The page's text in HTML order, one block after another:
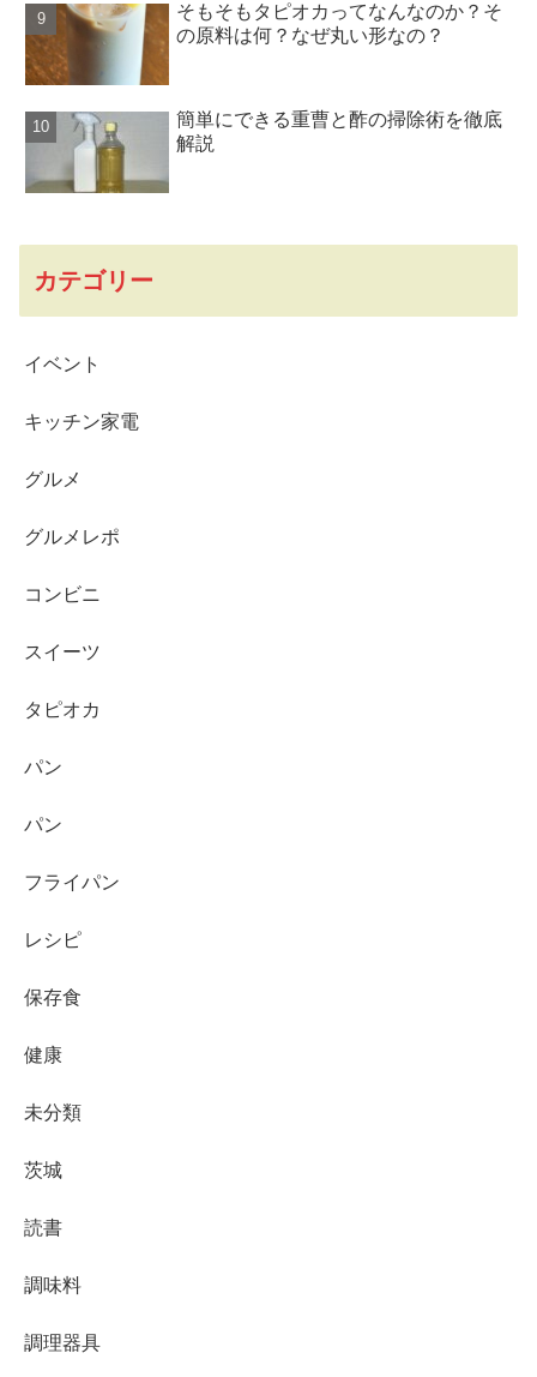
そもそもタピオカってなんなのか？そ
の原料は何？なぜ丸い形なの？
簡単にできる重曹と酢の掃除術を徹底
解説
カテゴリー
イベント
キッチン家電
グルメ
グルメレポ
コンビニ
スイーツ
タピオカ
パン
パン
フライパン
レシピ
保存食
健康
未分類
茨城
読書
調味料
調理器具